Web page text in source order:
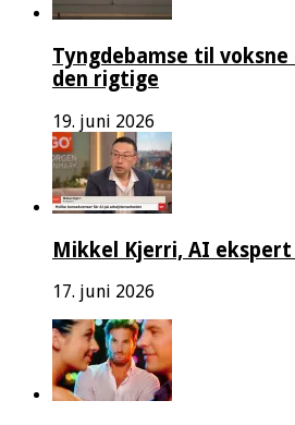
Tyngdebamse til voksne
den rigtige
19. juni 2026
Mikkel Kjerri, AI
17. juni 2026